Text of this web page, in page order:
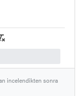
incelendikten sonra